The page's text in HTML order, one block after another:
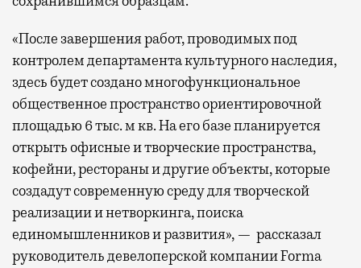
«После завершения работ, проводимых под
контролем департамента культурного наследия,
здесь будет создано многофункциональное
общественное пространство ориентировочной
площадью 6 тыс. м кв. На его базе планируется
открыть офисные и творческие пространства,
кофейни, рестораны и другие объекты, которые
создадут современную среду для творческой
реализации и нетворкинга, поиска
единомышленников и развития», — рассказал
руководитель девелоперской компании Forma